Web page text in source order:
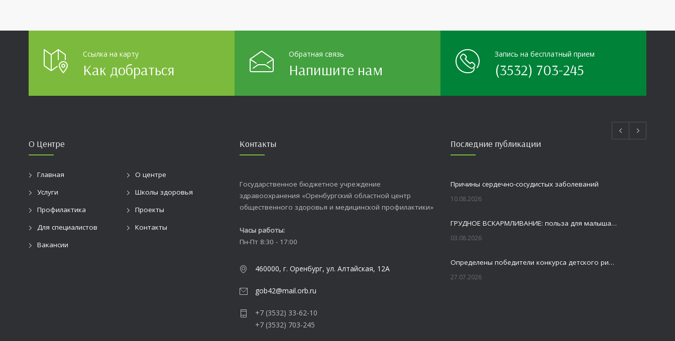
Ссылка на карту
Как добраться
Обратная связь
Напишите нам
Запись на бесплатный прием
(3532) 703-245
О Центре
Главная
О центре
Услуги
Школы здоровья
Профилактика
Проекты
Для специалистов
Контакты
Вакансии
Контакты
Государственное бюджетное учреждение
здравоохранения «Оренбургский областной центр
общественного здоровья и медицинской профилактики»
Часы работы:
Пн-Пт 8:30 - 17:00
460000, г. Оренбург, ул. Алтайская, 12А
gob42@mail.orb.ru
+7 (3532) 33-62-10
+7 (3532) 703-245
Последние публикации
Причины сердечно-сосудистых заболеваний
10.08.2026
ГРУДНОЕ ВСКАРМЛИВАНИЕ: польза для малыша и мамы
03.08.2026
Определены победители конкурса детского рисунка «Я шагаю по Оренбуржью»
27.07.2026